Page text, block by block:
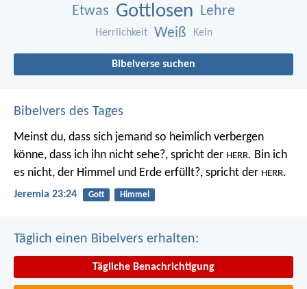
Etwas Gottlosen Lehre
Herrlichkeit Weiß Kein
Bibelverse suchen
Bibelvers des Tages
Meinst du, dass sich jemand so heimlich verbergen
könne, dass ich ihn nicht sehe?, spricht der HERR. Bin ich
es nicht, der Himmel und Erde erfüllt?, spricht der HERR.
Jeremia 23:24 Gott Himmel
Täglich einen Bibelvers erhalten:
Tägliche Benachrichtigung